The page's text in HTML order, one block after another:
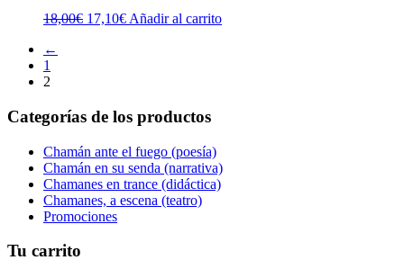
18,00€ El
17,10€ElAñadir al carrito
←
1
2
Categorías de los productos
Chamán ante el fuego (poesía)
Chamán en su senda (narrativa)
Chamanes en trance (didáctica)
Chamanes, a escena (teatro)
Promociones
Tu carrito